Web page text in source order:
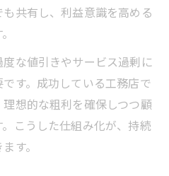
共有し、利益意識を高める
な値引きやサービス過剰に
す。成功している工務店で
想的な粗利を確保しつつ顧
こうした仕組み化が、持続
す。